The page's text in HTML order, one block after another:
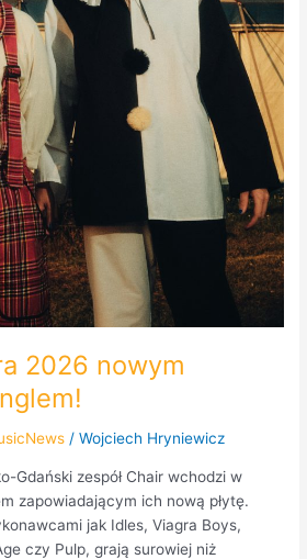
2026 nowym
/Wojciech Hryniewicz
Gdański zespół Chair wchodzi w
zapowiadającym ich nową płytę.
jak Idles, Viagra Boys,
czy Pulp, grają surowiej niż